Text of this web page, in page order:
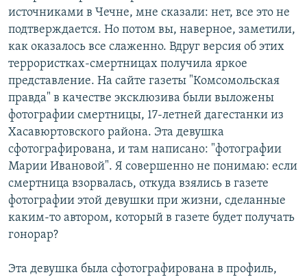
источниками в Чечне, мне сказали: нет, все это не
подтверждается. Но потом вы, наверное, заметили,
как оказалось все слаженно. Вдруг версия об этих
террористках-смертницах получила яркое
представление. На сайте газеты "Комсомольская
правда" в качестве эксклюзива были выложены
фотографии смертницы, 17-летней дагестанки из
Хасавюртовского района. Эта девушка
сфотографирована, и там написано: "фотографии
Марии Ивановой". Я совершенно не понимаю: если
смертница взорвалась, откуда взялись в газете
фотографии этой девушки при жизни, сделанные
каким-то автором, который в газете будет получать
гонорар?
Эта девушка была сфотографирована в профиль,